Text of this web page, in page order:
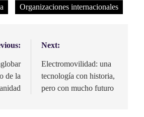
Organizaciones internacionales
de la
Next:
Electromovilidad: una
tecnología con historia,
pero con mucho futuro